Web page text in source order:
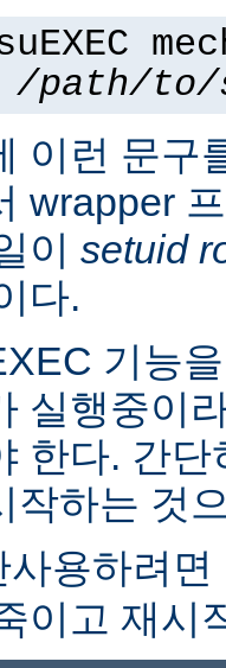
/path/to/
이런 문구
wrapper
이 setuid
다.
기능
실행중이
한다. 간
작하는 것
용하려면
이고 재시